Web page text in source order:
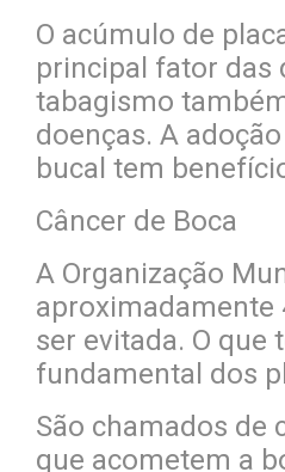
O acúmulo de
principal fator das
tabagismo
doenças. A
bucal tem
Câncer de Boca
A Organização
aproximadamente
ser evitada. O que
fundamental dos
São chamados de
que acometem a